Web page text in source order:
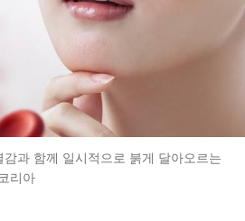
과 함께 일시적으로 붉게 달아오르는
리아